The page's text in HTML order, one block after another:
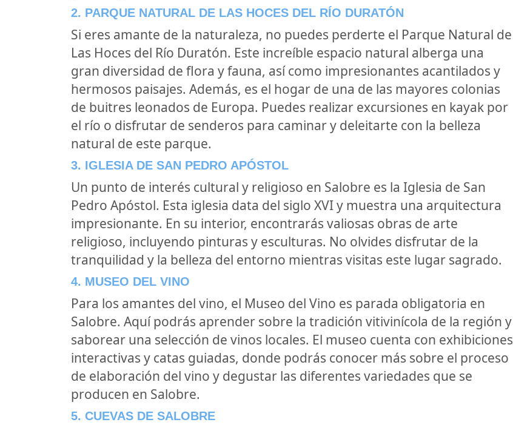
2. PARQUE NATURAL DE LAS HOCES DEL RÍO DURATÓN
Si eres amante de la naturaleza, no puedes perderte el Parque Natural de
Las Hoces del Río Duratón. Este increíble espacio natural alberga una
gran diversidad de flora y fauna, así como impresionantes acantilados y
hermosos paisajes. Además, es el hogar de una de las mayores colonias
de buitres leonados de Europa. Puedes realizar excursiones en kayak por
el río o disfrutar de senderos para caminar y deleitarte con la belleza
natural de este parque.
3. IGLESIA DE SAN PEDRO APÓSTOL
Un punto de interés cultural y religioso en Salobre es la Iglesia de San
Pedro Apóstol. Esta iglesia data del siglo XVI y muestra una arquitectura
impresionante. En su interior, encontrarás valiosas obras de arte
religioso, incluyendo pinturas y esculturas. No olvides disfrutar de la
tranquilidad y la belleza del entorno mientras visitas este lugar sagrado.
4. MUSEO DEL VINO
Para los amantes del vino, el Museo del Vino es parada obligatoria en
Salobre. Aquí podrás aprender sobre la tradición vitivinícola de la región y
saborear una selección de vinos locales. El museo cuenta con exhibiciones
interactivas y catas guiadas, donde podrás conocer más sobre el proceso
de elaboración del vino y degustar las diferentes variedades que se
producen en Salobre.
5. CUEVAS DE SALOBRE